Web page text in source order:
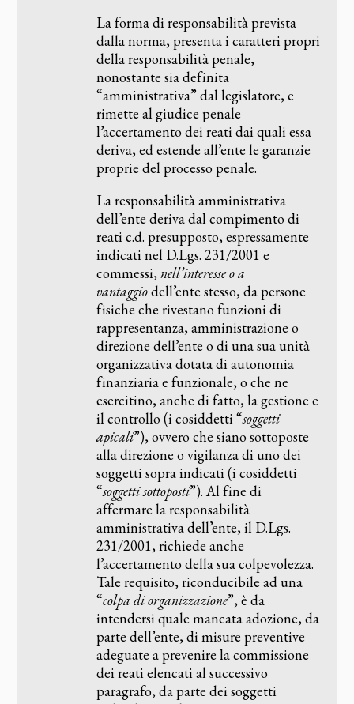
La forma di responsabilità prevista
dalla norma, presenta i caratteri propri
della responsabilità penale,
nonostante sia definita
“amministrativa” dal legislatore, e
rimette al giudice penale
l’accertamento dei reati dai quali essa
deriva, ed estende all’ente le garanzie
proprie del processo penale.
La responsabilità amministrativa
dell’ente deriva dal compimento di
reati c.d. presupposto, espressamente
indicati nel D.Lgs. 231/2001 e
commessi,nell’interesse o a
vantaggiodell’ente stesso, da persone
fisiche che rivestano funzioni di
rappresentanza, amministrazione o
direzione dell’ente o di una sua unità
organizzativa dotata di autonomia
finanziaria e funzionale, o che ne
esercitino, anche di fatto, la gestione e
il controllo (i cosiddetti “soggetti
apicali”), ovvero che siano sottoposte
alla direzione o vigilanza di uno dei
soggetti sopra indicati (i cosiddetti
“soggetti sottoposti”). Al fine di
affermare la responsabilità
amministrativa dell’ente, il D.Lgs.
231/2001, richiede anche
l’accertamento della sua colpevolezza.
Tale requisito, riconducibile ad una
“colpa di organizzazione”, è da
intendersi quale mancata adozione, da
parte dell’ente, di misure preventive
adeguate a prevenire la commissione
dei reati elencati al successivo
paragrafo, da parte dei soggetti